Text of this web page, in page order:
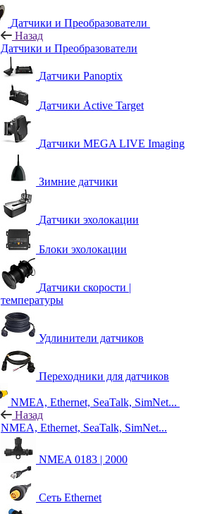
Датчики и Преобразователи
Назад
Датчики и Преобразователи
Датчики Panoptix
Датчики Active Target
Датчики MEGA LIVE Imaging
Зимние датчики
Датчики эхолокации
Блоки эхолокации
Датчики скорости |
температуры
Удлинители датчиков
Переходники для датчиков
NMEA, Ethernet, SeaTalk, SimNet...
Назад
NMEA, Ethernet, SeaTalk, SimNet...
NMEA 0183 | 2000
Сеть Ethernet